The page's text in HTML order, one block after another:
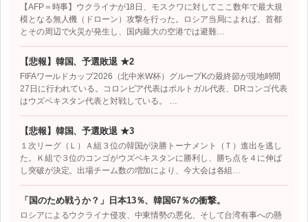
【AFP＝時事】ウクライナが18日、モスクワに対してここ数年で最大規
模となる無人機（ドローン）攻撃を行った。ロシア当局によれば、首都
とその周辺で火災が発生し、国内最大の空港では避難…
【悲報】韓国、予選敗退 ★2
FIFAワールドカップ2026（北中米W杯）グループKの最終節が現地時間
27日に行われている。コロンビア代表はポルトガル代表、DRコンゴ代表
はウズベキスタン代表と対戦している。 …
【悲報】韓国、予選敗退 ★3
１次リーグ（Ｌ）Ａ組３位の韓国が決勝トーナメント（Ｔ）進出を逃し
た。Ｋ組で３位のコンゴがウズベキスタンに勝利し、勝ち点を４に伸ば
し突破が決定。出場チーム数の増加により、今大会は各組…
「国のため戦うか？」日本13％、韓国67％の衝撃。
ロシアによるウクライナ侵攻、中東情勢の悪化、そして台湾有事への懸